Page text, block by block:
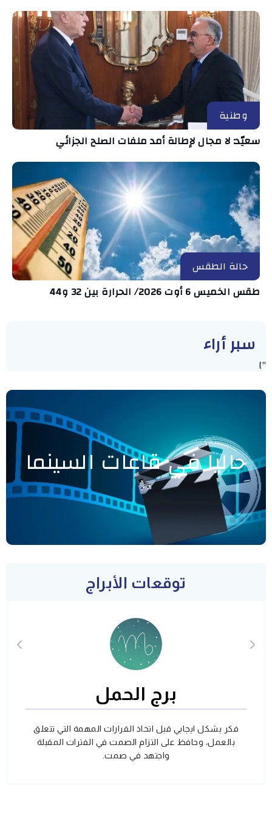
وطنية
سعيّد: لا مجال لإطالة أمد ملفات الصلح الجزائي
حالة الطقس
طقس الخميس 6 أوت 2026/ الحرارة بين 32 و44
سبر أراء
"]
حاليا في قاعات السينما
توقعات الأبراج
برج الحمل
فكر بشكل ايجابي قبل اتخاذ القرارات المهمة التي تتعلق
بالعمل، وحافظ على التزام الصمت في الفترات المقبلة
واجتهد في صمت.